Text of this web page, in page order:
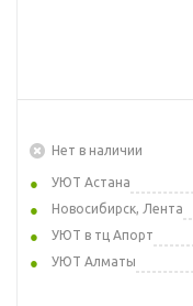
Нет в наличии
УЮТ Астана
Новосибирск, Лента
УЮТ в тц Апорт
УЮТ Алматы